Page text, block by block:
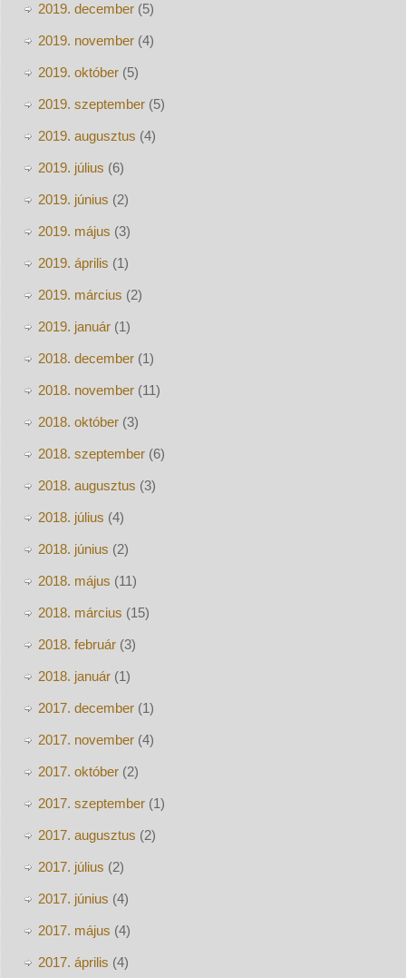
2019. december(5)
2019. november(4)
2019. október(5)
2019. szeptember(5)
2019. augusztus (4)
2019. július (6)
2019. június (2)
2019. május (3)
2019. április (1)
2019. március (2)
2019. január(1)
2018. december(1)
2018. november(11)
2018. október(3)
2018. szeptember(6)
2018. augusztus (3)
2018. július (4)
2018. június (2)
2018. május (11)
2018. március (15)
2018. február(3)
2018. január(1)
2017. december(1)
2017. november(4)
2017. október(2)
2017. szeptember(1)
2017. augusztus (2)
2017. július (2)
2017. június (4)
2017. május (4)
2017. április (4)